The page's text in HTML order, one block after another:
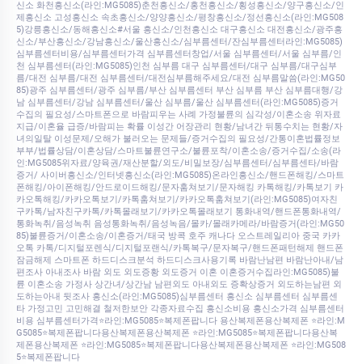
신소 화천흥신소(라인:MG5085)춘천흥신소/홍천흥신소/횡성흥신소/양구흥신소/인
제흥신소 고성흥신소 속초흥신소/양양흥신소/평창흥신소/정선흥신소(라인:MG508
5)강릉흥신소/동해흥신소#서울 흥신소/인천흥신소 대구흥신소 대전흥신소/광주흥
신소/부산흥신소/강남흥신소/울산흥신소/심부름센터/잔심부름센터라인:MG5085)
심부름센터비용/심부름센터가격 심부름센터창업/서울 심부름센터/서울 심부름/인
천 심부름센터(라인:MG5085)인천 심부름 대구 심부름센터/대구 심부름/대구심부
름/대전 심부름/대전 심부름센터/대전심부름해주세요/대전 심부름말씀(라인:MG50
85)광주 심부름센터/광주 심부름/부산 심부름센터 부산 심부름 부산 심부름대행/강
남 심부름센터/강남 심부름센터/울산 심부름/울산 심부름센터(라인:MG5085)증거
수집의 필요성/스마트폰으로 바람피우는 사례 가정불륜의 심각성/이혼소송 위자료
지급/이혼율 급증/바람피는 확률 이성간 어장관리 현황/남녀간 뒤통수치는 현황/자
녀의일탈 이성문제/오해가 불러오는 문제들/증거수집의 필요성/간통이혼법률정보
부부/법률상담/이혼상담/스마트불륜연구소/불륜포착/이혼소송/증거수집/소송(라
인:MG5085위자료/양육권/재산분할/외도/비밀보장/심부름센터/심부름센타/바람
증거/ 사이버흥신소/인터넷흥신소(라인:MG5085)온라인흥신소/핸드폰해킹/스마트
폰해킹/아이폰해킹/안드로이드해킹/문자훔쳐보기/문자해킹 카톡해킹/카톡보기 카
카오톡해킹/카카오톡보기/카톡훔쳐보기/카카오톡훔쳐보기(라인:MG5085)여자친
구카톡/남자친구카톡/카톡몰래보기/카카오톡몰래보기 통화내역/핸드폰통화내역/
통화녹취/음성녹취 음성통화녹취/음성녹음/몰카/몰래카메라/바람증거(라인:MG50
85)불륜증거/이혼소송/이혼증거/태국 방콕 호주 캐나다 오스트레일리아 중국 카카
오톡 카톡/디지털포렌식/디지털포랜식/카톡복구/문자복구/핸드폰패턴해제 핸드폰
잠금해제 스마트폰 하드디스크분석 하드디스크사용기록 바람난남편 바람난아내/남
편조사 아내조사 바람 외도 외도증황 외도증거 이혼 이혼증거수집라인:MG5085)불
륜 이혼소송 가정사 상간녀/상간남 남편외도 아내외도 증확상증거 외도하는남편 외
도하는아내 뒷조사 흥신소(라인:MG5085)심부름센터 흥신소 심부름센터 심부름센
타 가정고민 고민해결 철저한보안 각종자료수집 흥신소비용 흥신소가격 심부름센터
비용 심부름센터가격⭐라인:MG5085⭐복제폰팝니다 용산복제폰용산복제폰 ⭐라인:M
G5085⭐복제폰팝니다용산복제폰용산복제폰 ⭐라인:MG5085⭐복제폰팝니다용산복
제폰용산복제폰 ⭐라인:MG5085⭐복제폰팝니다용산복제폰용산복제폰 ⭐라인:MG508
5⭐복제폰팝니다